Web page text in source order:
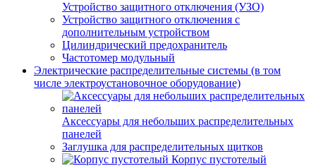
Устройство защитного отключения (УЗО)
Устройство защитного отключения с
дополнительным устройством
Цилиндрический предохранитель
Частотомер модульный
Электрические распределительные системы (в том
числе электроустановочное оборудование)
Аксессуары для небольших распределительных
панелей
Заглушка для распределительных щитков
Корпус пустотелый